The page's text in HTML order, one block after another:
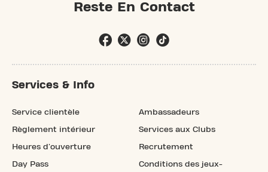
Reste En Contact
Services & Info
Service clientèle
Règlement intérieur
Heures d'ouverture
Day Pass
Ambassadeurs
Services aux Clubs
Recrutement
Conditions des jeux-